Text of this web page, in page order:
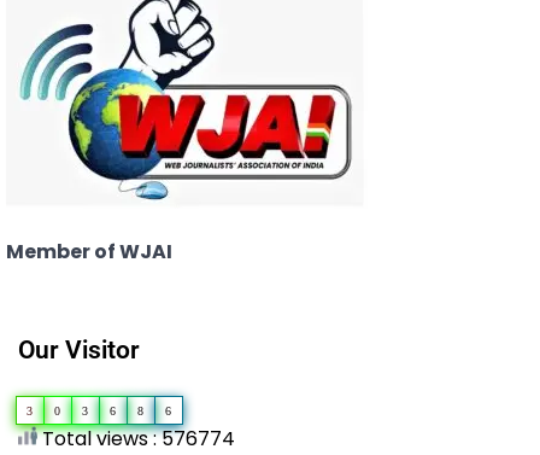
Member of WJAI
Our Visitor
3 0 3 6 8 6
Total views : 576774